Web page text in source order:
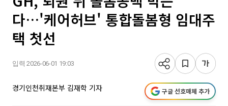
다…'케어허브' 통합돌봄형 임대주
택 첫선
입력 2026-06-01 19:03
경기인천취재본부 김재학 기자 구글 선호매체 추가